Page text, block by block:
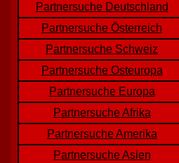
Partnersuche Deutschland
Partnersuche Österreich
Partnersuche Schweiz
Partnersuche Osteuropa
Partnersuche Europa
Partnersuche Afrika
Partnersuche Amerika
Partnersuche Asien